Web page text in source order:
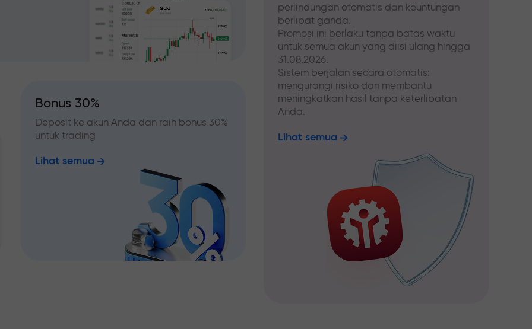
Bonus 30%
Deposit ke akun Anda dan raih bonus 30%
untuk trading
Lihat semua
perlindungan otomatis dan keuntungan
berlipat ganda.
Promosi ini berlaku tanpa batas waktu
untuk semua akun yang diisi ulang hingga
31.08.2026.
Sistem berjalan secara otomatis:
mengurangi risiko dan membantu
meningkatkan hasil tanpa keterlibatan
Anda.
Lihat semua